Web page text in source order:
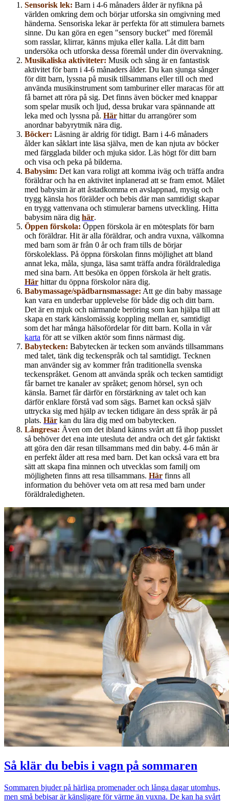
Sensorisk lek: Barn i 4-6 månaders ålder är nyfikna på
världen omkring dem och börjar utforska sin omgivning med
händerna. Sensoriska lekar är perfekta för att stimulera barnets
sinne. Du kan göra en egen "sensory bucket" med föremål
som rasslar, klirrar, känns mjuka eller kalla. Låt ditt barn
undersöka och utforska dessa föremål under din övervakning.
Musikaliska aktiviteter: Musik och sång är en fantastisk
aktivitet för barn i 4-6 månaders ålder. Du kan sjunga sånger
för ditt barn, lyssna på musik tillsammans eller till och med
använda musikinstrument som tamburiner eller maracas för att
få barnet att röra på sig. Det finns även böcker med knappar
som spelar musik och ljud, dessa brukar vara spännande att
leka med och lyssna på. Här hittar du arrangörer som
anordnar babyrytmik nära dig.
Böcker: Läsning är aldrig för tidigt. Barn i 4-6 månaders
ålder kan såklart inte läsa själva, men de kan njuta av böcker
med färgglada bilder och mjuka sidor. Läs högt för ditt barn
och visa och peka på bilderna.
Babysim: Det kan vara roligt att komma iväg och träffa andra
föräldrar och ha en aktivitet inplanerad att se fram emot. Målet
med babysim är att åstadkomma en avslappnad, mysig och
trygg känsla hos förälder och bebis där man samtidigt skapar
en trygg vattenvana och stimulerar barnens utveckling. Hitta
babysim nära dig här.
Öppen förskola: Öppen förskola är en mötesplats för barn
och föräldrar. Hit är alla föräldrar, och andra vuxna, välkomna
med barn som är från 0 år och fram tills de börjar
förskoleklass. På öppna förskolan finns möjlighet att bland
annat leka, måla, sjunga, läsa samt träffa andra föräldralediga
med sina barn. Att besöka en öppen förskola är helt gratis.
Här hittar du öppna förskolor nära dig.
Babymassage/spädbarnsmassage: Att ge din baby massage
kan vara en underbar upplevelse för både dig och ditt barn.
Det är en mjuk och närmande beröring som kan hjälpa till att
skapa en stark känslomässig koppling mellan er, samtidigt
som det har många hälsofördelar för ditt barn. Kolla in vår
karta för att se vilken aktör som finns närmast dig.
Babytecken: Babytecken är tecken som används tillsammans
med talet, tänk dig teckenspråk och tal samtidigt. Tecknen
man använder sig av kommer från traditionella svenska
teckenspråket. Genom att använda språk och tecken samtidigt
får barnet tre kanaler av språket; genom hörsel, syn och
känsla. Barnet får därför en förstärkning av talet och kan
därför enklare förstå vad som sägs. Barnet kan också själv
uttrycka sig med hjälp av tecken tidigare än dess språk är på
plats. Här kan du lära dig med om babytecken.
Långresa: Även om det ibland känns svårt att få ihop pusslet
så behöver det ena inte utesluta det andra och det går faktiskt
att göra den där resan tillsammans med din baby. 4-6 mån är
en perfekt ålder att resa med barn. Det kan också vara ett bra
sätt att skapa fina minnen och utvecklas som familj om
möjligheten finns att resa tillsammans. Här finns all
information du behöver veta om att resa med barn under
föräldraledigheten.
Så klär du bebis i vagn på sommaren
Sommaren bjuder på härliga promenader och långa dagar utomhus,
men små bebisar är känsligare för värme än vuxna. De kan ha svårt